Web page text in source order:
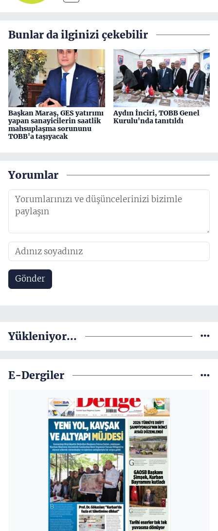
Bunlar da ilginizi çekebilir
Başkan Maraş, GES yatırımı
yapan sanayicilerin saatlik
mahsuplaşma sorununu
TOBB'a taşıyacak
Aydın İnciri, TOBB Genel
Kurulu'nda tanıtıldı
Yorumlar
Gönder
Yükleniyor...
E-Dergiler